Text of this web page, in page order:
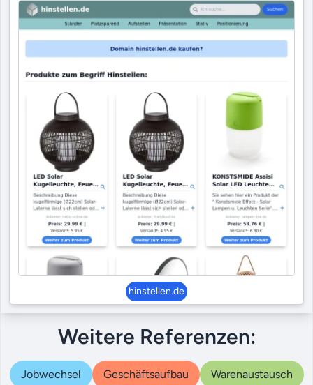
hinstellen.de
Weitere Referenzen:
Jobwechsel Geschäftsaufbau Warenaustausch